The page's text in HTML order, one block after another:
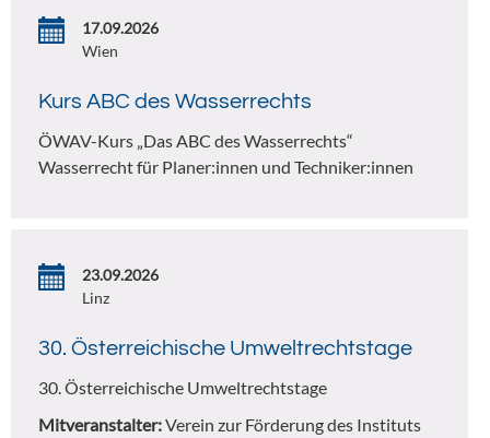
17.09.2026
Wien
Kurs ABC des Wasserrechts
ÖWAV-Kurs „Das ABC des Wasserrechts“
Wasserrecht für Planer:innen und Techniker:innen
23.09.2026
Linz
30. Österreichische Umweltrechtstage
30. Österreichische Umweltrechtstage
Mitveranstalter:Verein zur Förderung des Instituts